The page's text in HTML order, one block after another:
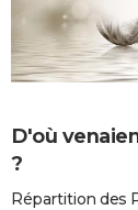
D'où
?
Répartition des